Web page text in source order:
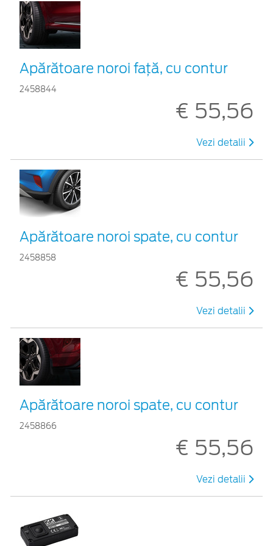
Apărătoare noroi față, cu contur
2458844
€ 55,56
Vezi detalii
Apărătoare noroi spate, cu contur
2458858
€ 55,56
Vezi detalii
Apărătoare noroi spate, cu contur
2458866
€ 55,56
Vezi detalii